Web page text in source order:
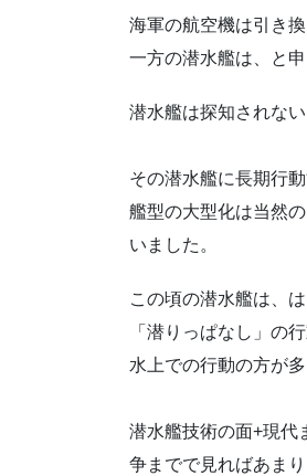
海軍の航空機は引き
一方の潜水艦は、と
潜水艦は探知されな
その潜水艦に長期行
艦型の大型化は当然
いました。
この頃の潜水艦は、
「潜りっぱなし」の
水上での行動の方が
潜水艦技術の面+現代
争までで見ればあま